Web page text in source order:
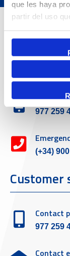
que les haya
partir del uso
Contact
Adreça
Passeig
Contact
977 259
(+34)
Customer
Contact
977 259
Contact